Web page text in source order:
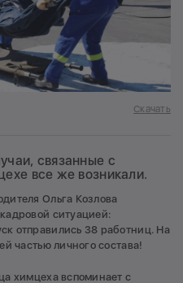
Скачать
связанные с
все же возникали.
Ольга Козлова
ситуацией:
отправились 38 работниц. На
частью личного состава!
химцеха вспоминает с